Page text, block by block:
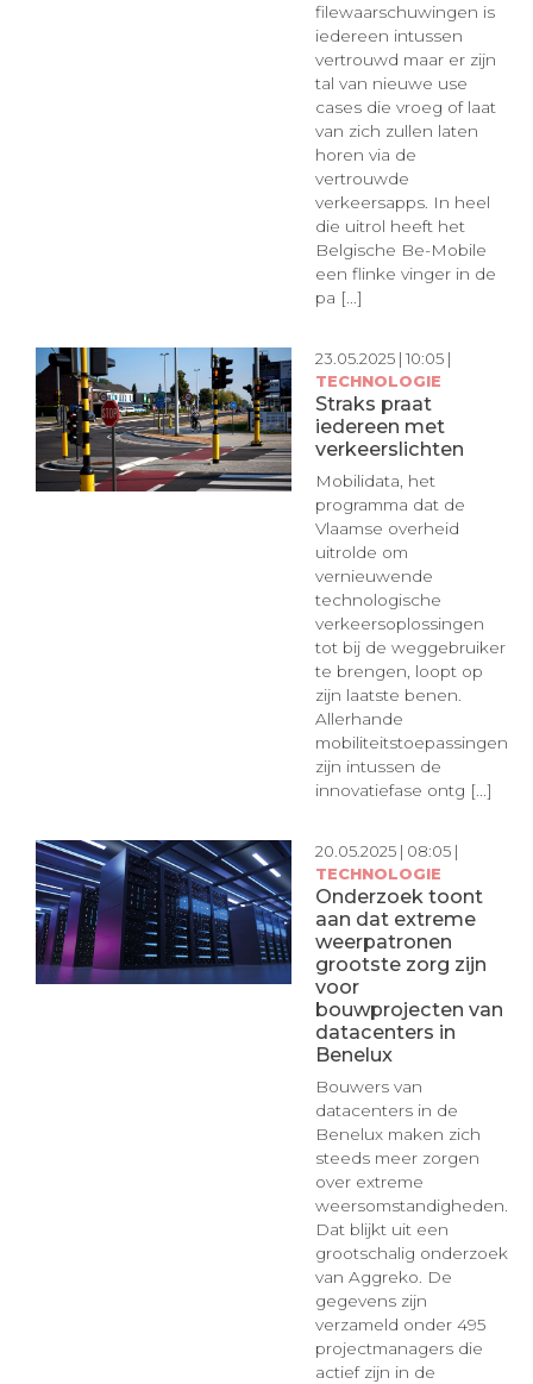
filewaarschuwingen is
iedereen intussen
vertrouwd maar er zijn
tal van nieuwe use
cases die vroeg of laat
van zich zullen laten
horen via de
vertrouwde
verkeersapps. In heel
die uitrol heeft het
Belgische Be-Mobile
een flinke vinger in de
pa [...]
23.05.2025 | 10:05 |
TECHNOLOGIE
Straks praat
iedereen met
verkeerslichten
Mobilidata, het
programma dat de
Vlaamse overheid
uitrolde om
vernieuwende
technologische
verkeersoplossingen
tot bij de weggebruiker
te brengen, loopt op
zijn laatste benen.
Allerhande
mobiliteitstoepassingen
zijn intussen de
innovatiefase ontg [...]
20.05.2025 | 08:05 |
TECHNOLOGIE
Onderzoek toont
aan dat extreme
weerpatronen
grootste zorg zijn
voor
bouwprojecten van
datacenters in
Benelux
Bouwers van
datacenters in de
Benelux maken zich
steeds meer zorgen
over extreme
weersomstandigheden.
Dat blijkt uit een
grootschalig onderzoek
van Aggreko. De
gegevens zijn
verzameld onder 495
projectmanagers die
actief zijn in de